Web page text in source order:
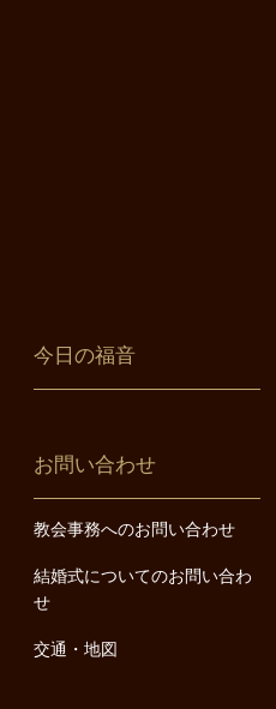
今日の福音
お問い合わせ
教会事務へのお問い合わせ
結婚式についてのお問い合わ
せ
交通・地図